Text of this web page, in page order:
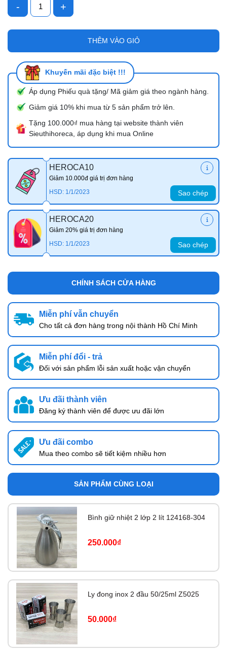
- +
THÊM VÀO GIỎ
Khuyến mãi đặc biệt !!!
Áp dụng Phiếu quà tặng/ Mã giảm giá theo ngành hàng.
Giảm giá 10% khi mua từ 5 sản phẩm trở lên.
Tặng 100.000₫ mua hàng tại website thành viên
Sieuthihoreca, áp dụng khi mua Online
HEROCA10
Giảm 10.000đ giá trị đơn hàng
HSD: 1/1/2023
Sao chép
HEROCA20
Giảm 20% giá trị đơn hàng
HSD: 1/1/2023
Sao chép
CHÍNH SÁCH CỬA HÀNG
Miễn phí vẫn chuyển
Cho tất cả đơn hàng trong nội thành Hồ Chí Minh
Miễn phí đổi - trả
Đối với sản phẩm lỗi sản xuất hoặc vận chuyển
Ưu đãi thành viên
Đăng ký thành viên để được ưu đãi lớn
Ưu đãi combo
Mua theo combo sẽ tiết kiệm nhiều hơn
SẢN PHẨM CÙNG LOẠI
Bình giữ nhiệt 2 lớp 2 lít 124168-304
250.000₫
Ly đong inox 2 đầu 50/25ml Z5025
50.000₫